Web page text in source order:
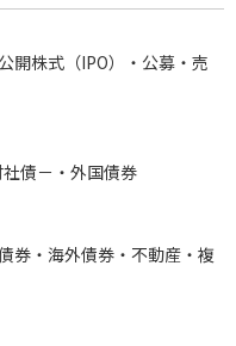
開株式（IPO）・公募・売
債－・外国債券
券・海外債券・不動産・複